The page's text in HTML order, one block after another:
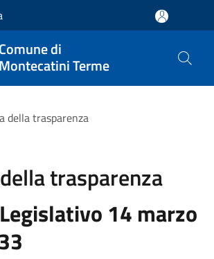
Comune di
Montecatini Terme
della trasparenza
trasparenza
14 marzo